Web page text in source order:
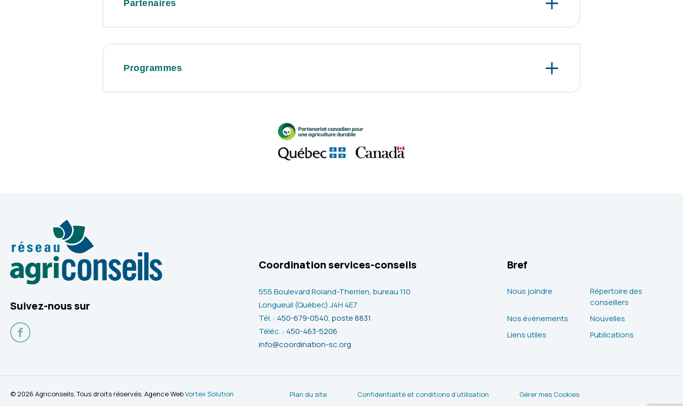
Partenaires
Programmes
Suivez-nous sur
Facebook
Coordination services-conseils
555 Boulevard Roland-Therrien, bureau 110
Longueuil (Québec) J4H 4E7
Tél. : 450-679-0540, poste 8831
Téléc. : 450-463-5206
info@coordination-sc.org
Bref
Nous joindre
Répertoire des
conseillers
Nos évènements
Nouvelles
Liens utiles
Publications
© 2026 Agriconseils. Tous droits réservés. Agence WebVortex Solution Plan du site Confidentialité et conditions d’utilisation Gérer mes Cookies